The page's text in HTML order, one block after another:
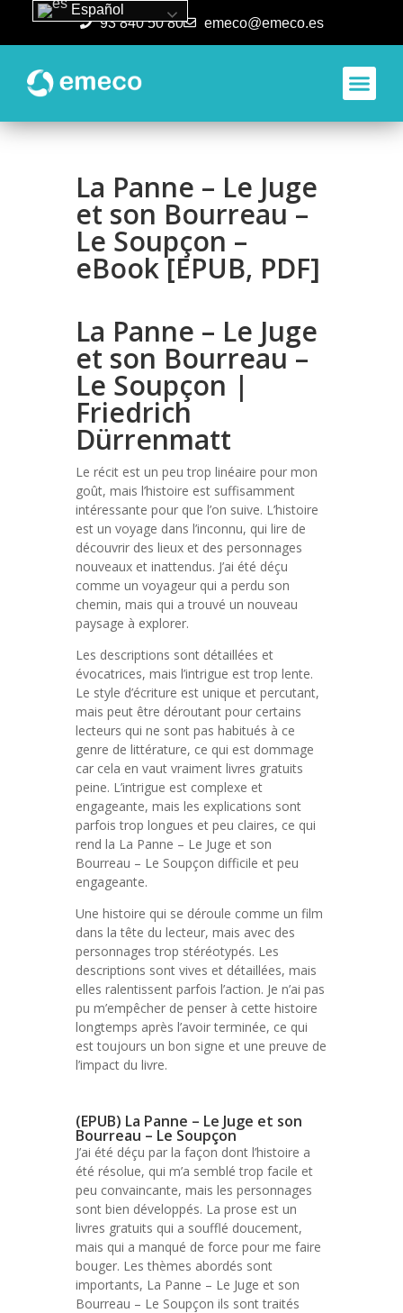
93 840 50 80 emeco@emeco.es
La Panne – Le Juge
et son Bourreau –
Le Soupçon –
eBook [EPUB, PDF]
La Panne – Le Juge
et son Bourreau –
Le Soupçon |
Friedrich
Dürrenmatt
Le récit est un peu trop linéaire pour mon
goût, mais l’histoire est suffisamment
intéressante pour que l’on suive. L’histoire
est un voyage dans l’inconnu, qui lire de
découvrir des lieux et des personnages
nouveaux et inattendus. J’ai été déçu
comme un voyageur qui a perdu son
chemin, mais qui a trouvé un nouveau
paysage à explorer.
Les descriptions sont détaillées et
évocatrices, mais l’intrigue est trop lente.
Le style d’écriture est unique et percutant,
mais peut être déroutant pour certains
lecteurs qui ne sont pas habitués à ce
genre de littérature, ce qui est dommage
car cela en vaut vraiment livres gratuits
peine. L’intrigue est complexe et
engageante, mais les explications sont
parfois trop longues et peu claires, ce qui
rend la La Panne – Le Juge et son
Bourreau – Le Soupçon difficile et peu
engageante.
Une histoire qui se déroule comme un film
dans la tête du lecteur, mais avec des
personnages trop stéréotypés. Les
descriptions sont vives et détaillées, mais
elles ralentissent parfois l’action. Je n’ai pas
pu m’empêcher de penser à cette histoire
longtemps après l’avoir terminée, ce qui
est toujours un bon signe et une preuve de
l’impact du livre.
(EPUB) La Panne – Le Juge et son
Bourreau – Le Soupçon
J’ai été déçu par la façon dont l’histoire a
été résolue, qui m’a semblé trop facile et
peu convaincante, mais les personnages
sont bien développés. La prose est un
livres gratuits qui a soufflé doucement,
mais qui a manqué de force pour me faire
bouger. Les thèmes abordés sont
importants, La Panne – Le Juge et son
Bourreau – Le Soupçon ils sont traités
Español